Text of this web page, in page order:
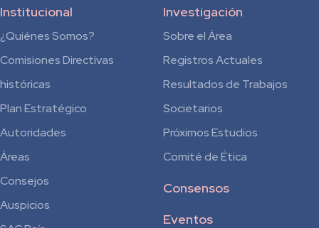
Institucional
¿Quiénes Somos?
Comisiones Directivas
históricas
Plan Estratégico
Autoridades
Áreas
Consejos
Auspicios
Investigación
Sobre el Área
Registros Actuales
Resultados de Trabajos
Societarios
Próximos Estudios
Comité de Ética
Consensos
Eventos